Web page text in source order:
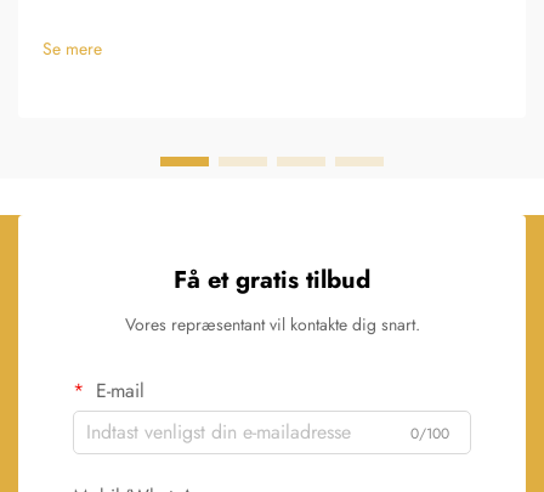
Se mere
Få et gratis tilbud
Vores repræsentant vil kontakte dig snart.
E-mail
0/100